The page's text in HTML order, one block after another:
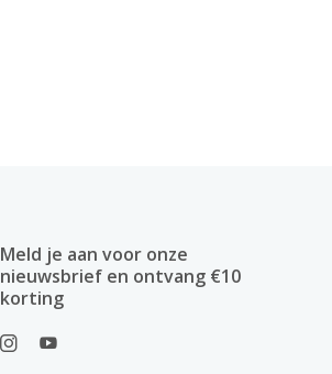
Meld je aan voor onze
nieuwsbrief en ontvang €10
korting